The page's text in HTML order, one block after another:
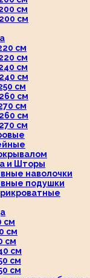
см
см
см
см
см
см
см
см
см
см
см
и Шторы
наволочки
подушки
см
см
см
см
см
см